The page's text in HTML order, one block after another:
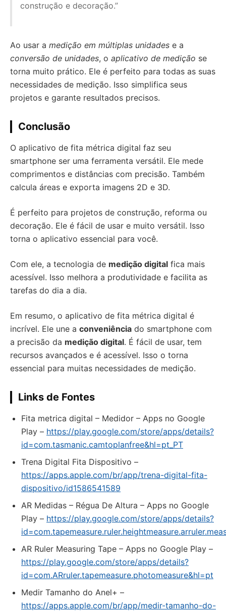
construção e decoração.”
Ao usar a medição em múltiplas unidades e a
conversão de unidades, o aplicativo de medição se
torna muito prático. Ele é perfeito para todas as suas
necessidades de medição. Isso simplifica seus
projetos e garante resultados precisos.
Conclusão
O aplicativo de fita métrica digital faz seu
smartphone ser uma ferramenta versátil. Ele mede
comprimentos e distâncias com precisão. Também
calcula áreas e exporta imagens 2D e 3D.
É perfeito para projetos de construção, reforma ou
decoração. Ele é fácil de usar e muito versátil. Isso
torna o aplicativo essencial para você.
Com ele, a tecnologia de medição digital fica mais
acessível. Isso melhora a produtividade e facilita as
tarefas do dia a dia.
Em resumo, o aplicativo de fita métrica digital é
incrível. Ele une a conveniência do smartphone com
a precisão da medição digital. É fácil de usar, tem
recursos avançados e é acessível. Isso o torna
essencial para muitas necessidades de medição.
Links de Fontes
Fita metrica digital – Medidor – Apps no Google
Play – https://play.google.com/store/apps/details?
id=com.tasmanic.camtoplanfree&hl=pt_PT
‎Trena Digital Fita Dispositivo –
https://apps.apple.com/br/app/trena-digital-fita-
dispositivo/id1586541589
AR Medidas – Régua De Altura – Apps no Google
Play – https://play.google.com/store/apps/details?
AR Ruler Measuring Tape – Apps no Google Play –
https://play.google.com/store/apps/details?
id=com.ARruler.tapemeasure.photomeasure&hl=pt
‎Medir Tamanho do Anel+ –
https://apps.apple.com/br/app/medir-tamanho-do-